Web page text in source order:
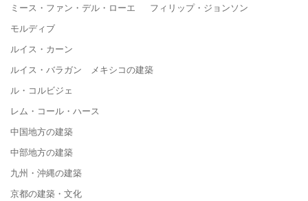
ミース・ファン・デル・ローエ フィリップ・ジョンソン
モルディブ
ルイス・カーン
ルイス・バラガン メキシコの建築
ル・コルビジェ
レム・コール・ハース
中国地方の建築
中部地方の建築
九州・沖縄の建築
京都の建築・文化